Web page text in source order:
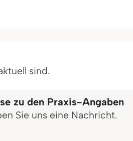
sind.
zu den Praxis-Angaben
Sie uns eine Nachricht.